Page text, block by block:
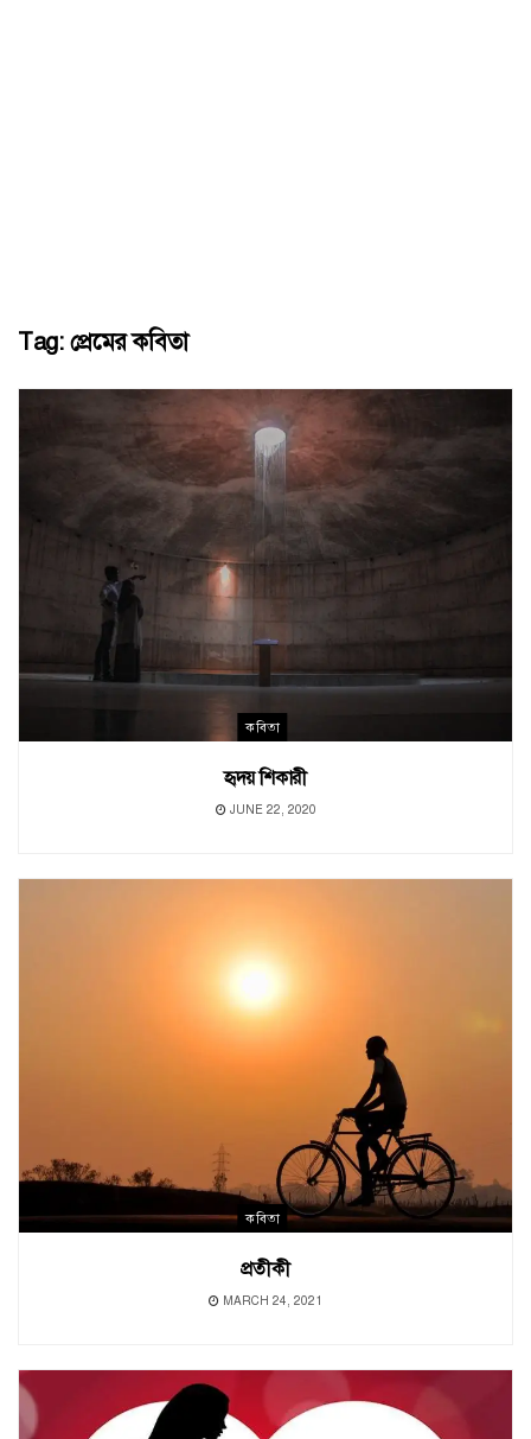
Tag: প্রেমের কবিতা
কবিতা
হৃদয় শিকারী
JUNE 22, 2020
কবিতা
প্রতীকী
MARCH 24, 2021